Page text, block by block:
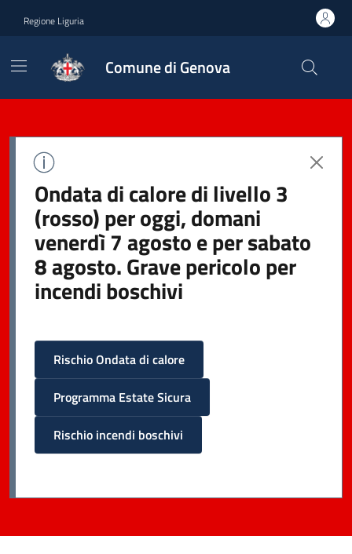
Regione Liguria
Comune di Genova
Ondata di calore di livello 3
(rosso) per oggi, domani
venerdì 7 agosto e per sabato
8 agosto. Grave pericolo per
incendi boschivi
Rischio Ondata di calore
Programma Estate Sicura
Rischio incendi boschivi